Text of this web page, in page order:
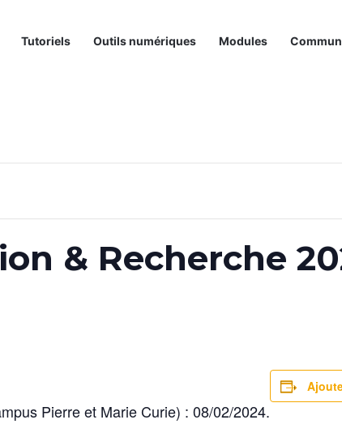
Tutoriels Outils numériques Modules
& Recherche
Pierre et Marie Curie) : 08/02/2024.